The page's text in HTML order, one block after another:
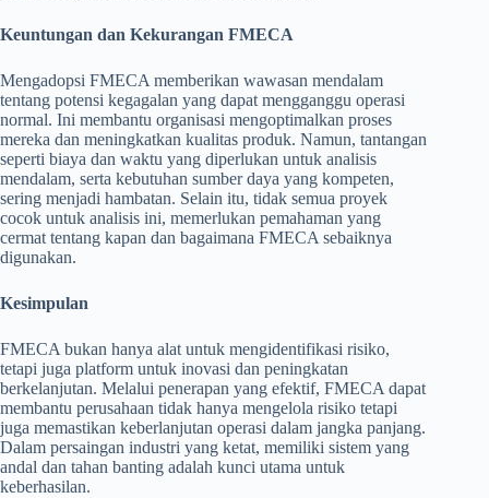
Keuntungan dan Kekurangan FMECA
Mengadopsi FMECA memberikan wawasan mendalam
tentang potensi kegagalan yang dapat mengganggu operasi
normal. Ini membantu organisasi mengoptimalkan proses
mereka dan meningkatkan kualitas produk. Namun, tantangan
seperti biaya dan waktu yang diperlukan untuk analisis
mendalam, serta kebutuhan sumber daya yang kompeten,
sering menjadi hambatan. Selain itu, tidak semua proyek
cocok untuk analisis ini, memerlukan pemahaman yang
cermat tentang kapan dan bagaimana FMECA sebaiknya
digunakan.
Kesimpulan
FMECA bukan hanya alat untuk mengidentifikasi risiko,
tetapi juga platform untuk inovasi dan peningkatan
berkelanjutan. Melalui penerapan yang efektif, FMECA dapat
membantu perusahaan tidak hanya mengelola risiko tetapi
juga memastikan keberlanjutan operasi dalam jangka panjang.
Dalam persaingan industri yang ketat, memiliki sistem yang
andal dan tahan banting adalah kunci utama untuk
keberhasilan.